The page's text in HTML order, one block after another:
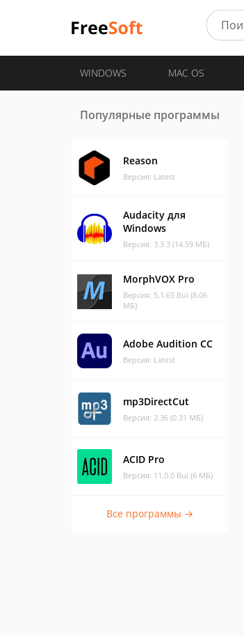
WINDOWS MAC OS
Популярные программы
Reason
Версия: Latest
Audacity для
Windows
Версия: 3.3.3 (14.59 МБ)
MorphVOX Pro
Версия: 5.1.65 Bui (8.06
МБ)
Adobe Audition CC
Версия: Latest
mp3DirectCut
Версия: 2.36 (0.31 МБ)
ACID Pro
Версия: 11.0.0 Bui (6 МБ)
Все программы →